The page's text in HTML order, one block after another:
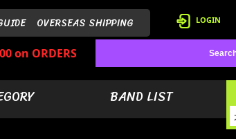
OVERSEAS SHIPPING LOGIN
on ORDERS
BAND LIST